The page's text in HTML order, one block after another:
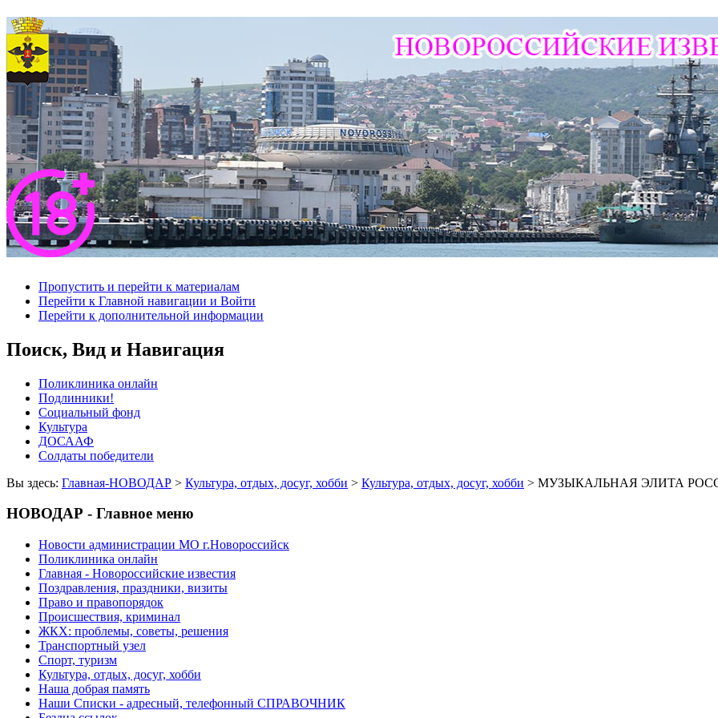
Пропустить и перейти к материалам
Перейти к Главной навигации и Войти
Перейти к дополнительной информации
Поиск, Вид и Навигация
Поликлиника онлайн
Подлинники!
Социальный фонд
Культура
ДОСААФ
Солдаты победители
Вы здесь: Главная-НОВОДАР > Культура, отдых, досуг, хобби > Культура, отдых, досуг, хобби > МУЗЫКАЛЬНАЯ ЭЛИТА
НОВОДАР - Главное меню
Новости администрации МО г.Новороссийск
Поликлиника онлайн
Главная - Новороссийские известия
Поздравления, праздники, визиты
Право и правопорядок
Происшествия, криминал
ЖКХ: проблемы, советы, решения
Транспортный узел
Спорт, туризм
Культура, отдых, досуг, хобби
Наша добрая память
Наши Списки - адресный, телефонный СПРАВОЧНИК